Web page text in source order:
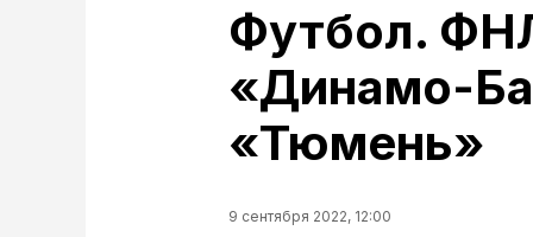
Футбол.
«Динамо-
«Тюмень»
9 сентября 2022, 12:00